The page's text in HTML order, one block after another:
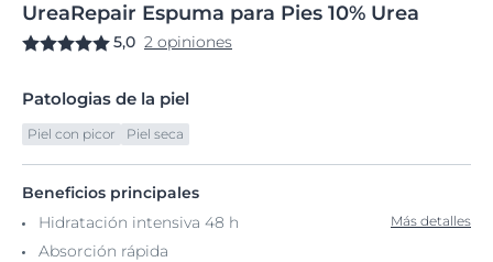
UreaRepair Espuma para Pies 10% Urea
5,0 2 opiniones
Patologias de la piel
Piel con picor Piel seca
Beneficios principales
Hidratación intensiva 48 h
Absorción rápida
Más detalles